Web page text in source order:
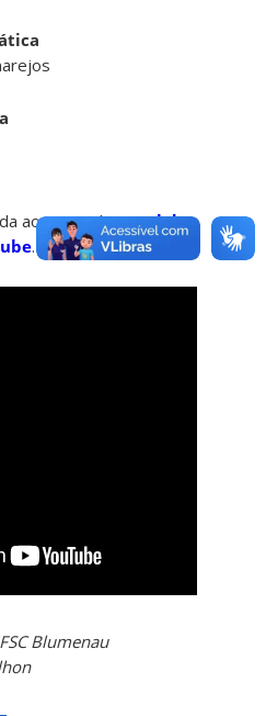
ao vivo pelocanal da
.
Blumenau